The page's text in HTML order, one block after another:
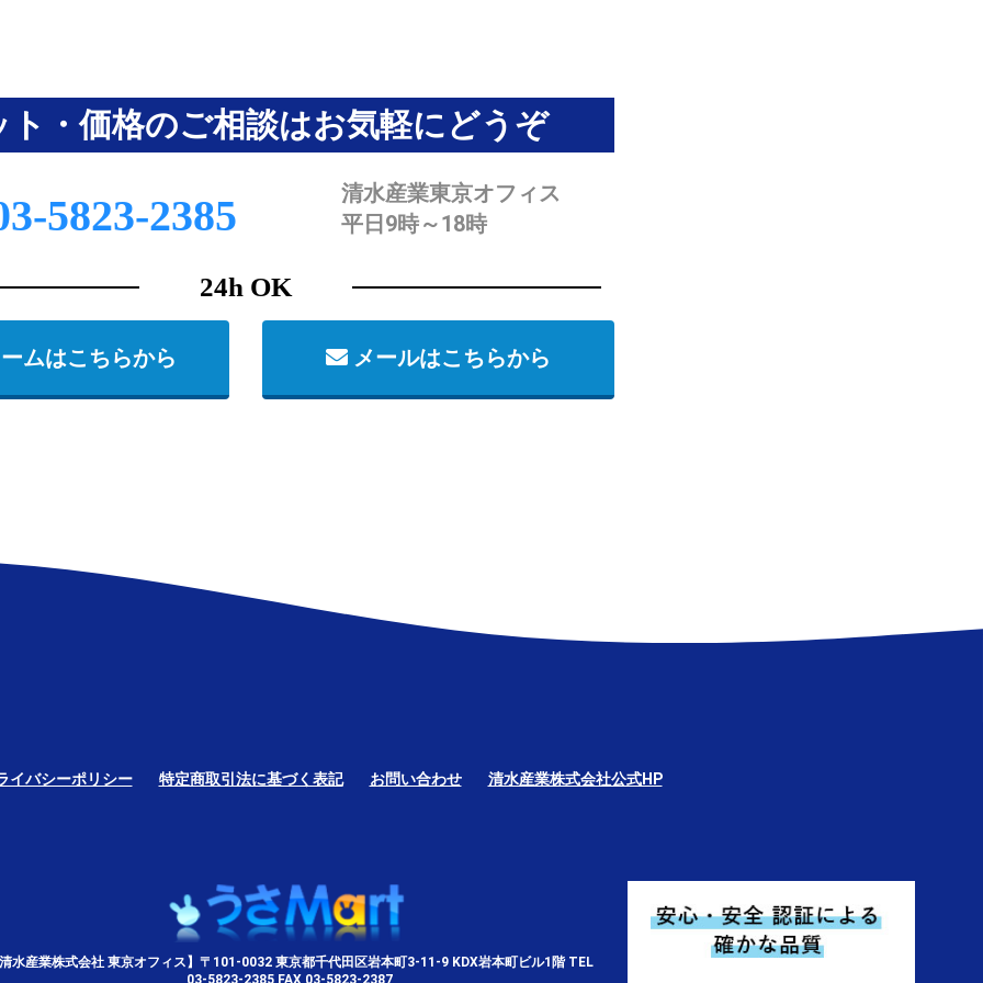
ト・価格のご相談はお気軽にどうぞ
5823-2385
清水産業東京オフィス
平日9時～18時
24h OK
ムはこちらから メールはこちらから
イバシーポリシー 特定商取引法に基づく表記 お問い合わせ 清水産業株式会社公式HP
清水産業株式会社 東京オフィス】〒101-0032 東京都千代田区岩本町3-11-9 KDX岩本町ビル1階 TEL